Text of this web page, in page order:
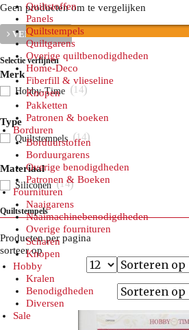
Quiltstoffen
Panels
Quiltstempels
Quiltgarens
Overige quiltbenodigdheden
Home-Deco
Fiberfill & vlieseline
Knopen
Pakketten
Patronen & boeken
Borduren
Borduurstoffen
Borduurgarens
Overige benodigdheden
Patronen & Boeken
Fournituren
Naaigarens
Naaimachinebenodigdheden
Overige fournituren
Scharen
Knopen
Hobby
Kralen
Benodigdheden
Diversen
Sale
Geen producten om te vergelijken
VERGELIJK
Selectie verfijnen
Merk
Hobby-Time 14
Type
Quiltstempels 14
Materiaal
Siliconen 14
Quiltstempels
Producten per pagina
sorteer op